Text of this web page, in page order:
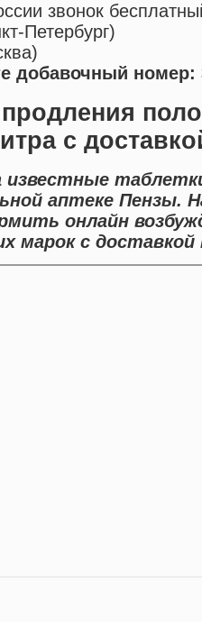
звонок
Петербург)
добавочный номер:
с
известные
аптеке Пензы.
онлайн
марок с доставкой